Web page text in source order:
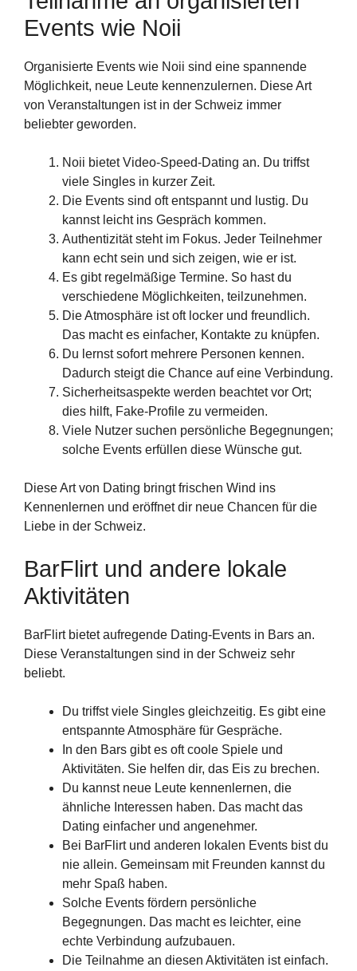
Events wie Noii
Organisierte Events wie Noii sind eine spannende
Möglichkeit, neue Leute kennenzulernen. Diese Art
von Veranstaltungen ist in der Schweiz immer
beliebter geworden.
Noii bietet Video-Speed-Dating an. Du triffst
viele Singles in kurzer Zeit.
Die Events sind oft entspannt und lustig. Du
kannst leicht ins Gespräch kommen.
Authentizität steht im Fokus. Jeder Teilnehmer
kann echt sein und sich zeigen, wie er ist.
Es gibt regelmäßige Termine. So hast du
verschiedene Möglichkeiten, teilzunehmen.
Die Atmosphäre ist oft locker und freundlich.
Das macht es einfacher, Kontakte zu knüpfen.
Du lernst sofort mehrere Personen kennen.
Dadurch steigt die Chance auf eine Verbindung.
Sicherheitsaspekte werden beachtet vor Ort;
dies hilft, Fake-Profile zu vermeiden.
Viele Nutzer suchen persönliche Begegnungen;
solche Events erfüllen diese Wünsche gut.
Diese Art von Dating bringt frischen Wind ins
Kennenlernen und eröffnet dir neue Chancen für die
Liebe in der Schweiz.
BarFlirt und andere lokale
Aktivitäten
BarFlirt bietet aufregende Dating-Events in Bars an.
Diese Veranstaltungen sind in der Schweiz sehr
beliebt.
Du triffst viele Singles gleichzeitig. Es gibt eine
entspannte Atmosphäre für Gespräche.
In den Bars gibt es oft coole Spiele und
Aktivitäten. Sie helfen dir, das Eis zu brechen.
Du kannst neue Leute kennenlernen, die
ähnliche Interessen haben. Das macht das
Dating einfacher und angenehmer.
Bei BarFlirt und anderen lokalen Events bist du
nie allein. Gemeinsam mit Freunden kannst du
mehr Spaß haben.
Solche Events fördern persönliche
Begegnungen. Das macht es leichter, eine
echte Verbindung aufzubauen.
Die Teilnahme an diesen Aktivitäten ist einfach.